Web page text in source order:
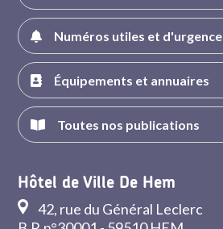
Numéros utiles et d'urgence
Équipements et annuaires
Toutes nos publications
Hôtel de Ville De Hem
42, rue du Général Leclerc